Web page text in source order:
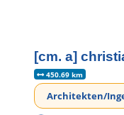
[cm. a]
450.69 km
Architekten/